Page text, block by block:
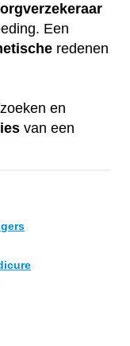
Een
redenen
en
van een